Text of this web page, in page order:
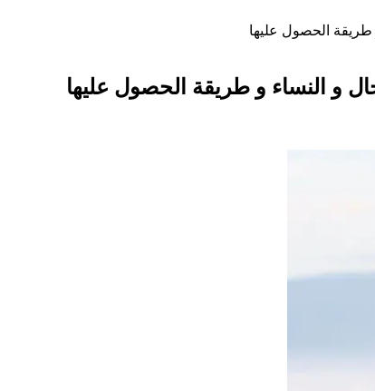
طريقة الحصول عليها
و النساء و طريقة الحصول عليها